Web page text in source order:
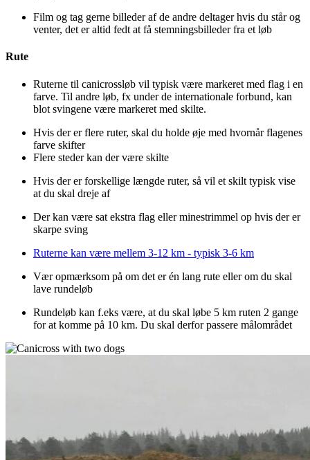
Film og tag gerne billeder af de andre deltager hvis du står og
venter, det er altid fedt at få stemningsbilleder fra et løb
Rute
Ruterne til canicrossløb vil typisk være markeret med flag i en
farve. Til andre løb, fx under de internationale forbund, kan
blot svingene være markeret med skilte.
Hvis der er flere ruter, skal du holde øje med hvornår flagenes
farve skifter
Flere steder kan der være skilte
Hvis der er forskellige længde ruter, så vil et skilt typisk vise
at du skal dreje af
Der kan være sat ekstra flag eller minestrimmel op hvis der er
skarpe sving
Ruterne kan være mellem 3-12 km - typisk 3-6 km
Vær opmærksom på om det er én lang rute eller om du skal
lave rundeløb
Rundeløb kan f.eks være, at du skal løbe 5 km ruten 2 gange
for at komme på 10 km. Du skal derfor passere målområdet